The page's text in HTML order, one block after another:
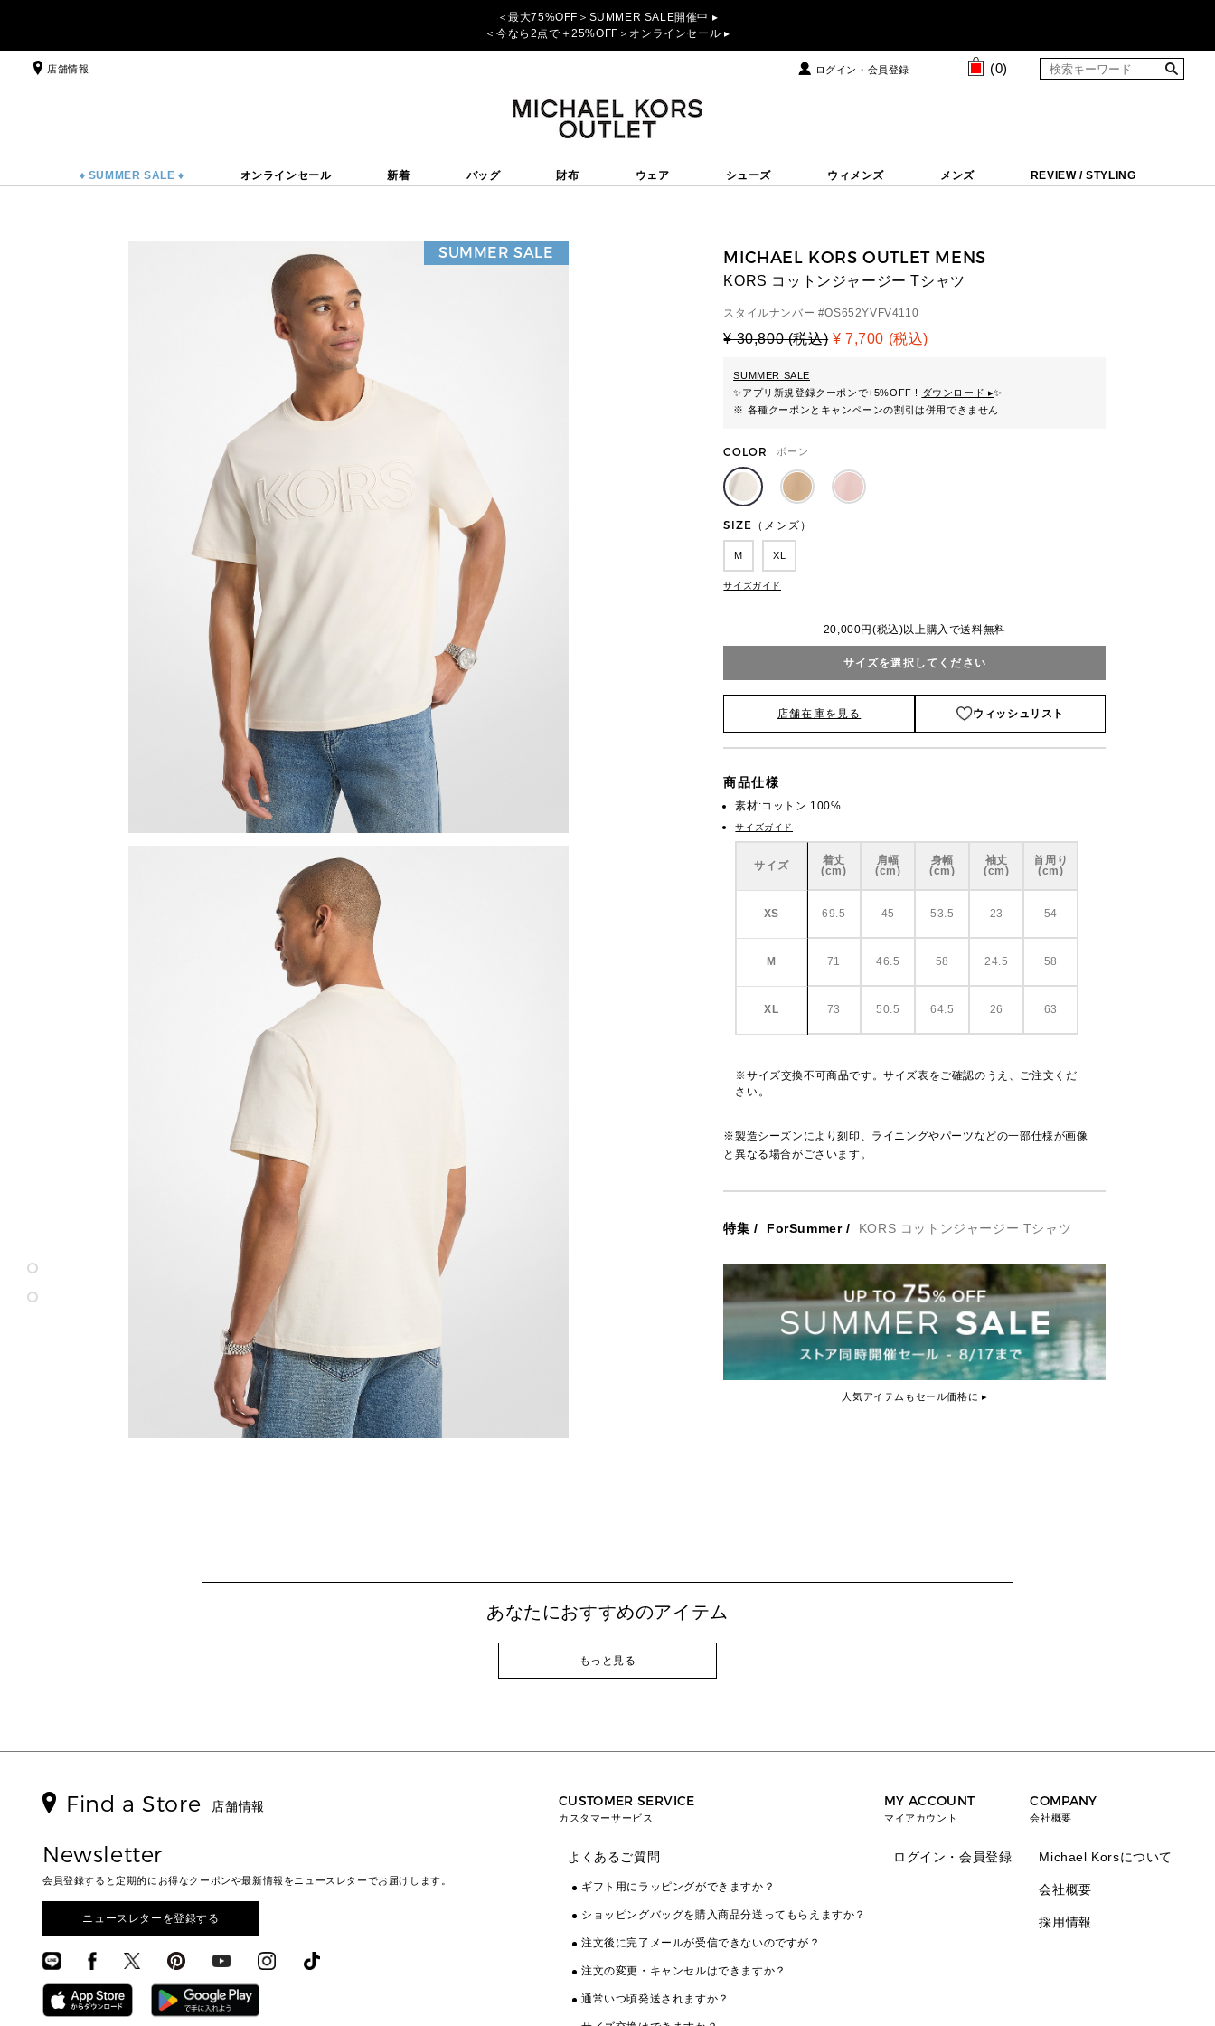
＜最大75%OFF＞SUMMER SALE開催中 ▸
＜今なら2点で＋25%OFF＞オンラインセール ▸
店舗情報 ログイン・会員登録 (0)
♦ SUMMER SALE ♦ オンラインセール 新着 バッグ 財布 ウェア シューズ ウィメンズ メンズ REVIEW / STYLING
SUMMER SALE MICHAEL KORS OUTLET MENS
KORS コットンジャージー Tシャツ
スタイルナンバー #OS652YVFV4110
¥ 30,800 (税込) ¥ 7,700 (税込)
SUMMER SALE
✨アプリ新規登録クーポンで+5%OFF ! ダウンロード ▸✨
※ 各種クーポンとキャンペーンの割引は併用できません
COLOR ボーン
SIZE（メンズ）
M XL
サイズガイド
20,000円(税込)以上購入で送料無料
サイズを選択してください
店舗在庫を見る ウィッシュリスト
商品仕様
素材:コットン 100%
サイズガイド
サイズ
着丈
(cm)
肩幅
(cm)
身幅
(cm)
袖丈
(cm)
首周り
(cm)
XS 69.5 45 53.5 23 54
M 71 46.5 58 24.5 58
XL 73 50.5 64.5 26 63
※サイズ交換不可商品です。サイズ表をご確認のうえ、ご注文くだ
さい。
※製造シーズンにより刻印、ライニングやパーツなどの一部仕様が画像
と異なる場合がございます。
特集 / ForSummer/ KORS コットンジャージー Tシャツ
人気アイテムもセール価格に ▸
あなたにおすすめのアイテム
もっと見る
Find a Store 店舗情報
Newsletter
会員登録すると定期的にお得なクーポンや最新情報をニュースレターでお届けします。
ニュースレターを登録する
CUSTOMER SERVICE
カスタマーサービス
よくあるご質問
ギフト用にラッピングができますか？
ショッピングバッグを購入商品分送ってもらえますか？
注文後に完了メールが受信できないのですが？
注文の変更・キャンセルはできますか？
通常いつ頃発送されますか？
MY ACCOUNT
マイアカウント
ログイン・会員登録
COMPANY
会社概要
Michael Korsについて
会社概要
採用情報